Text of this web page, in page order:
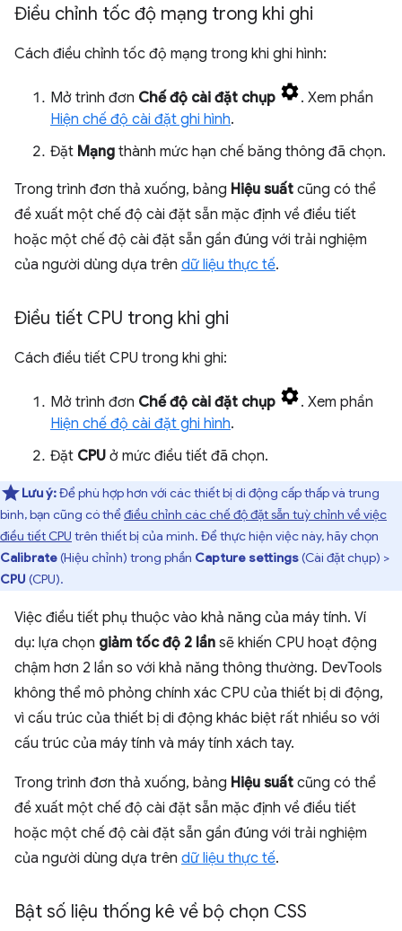
Điều chỉnh tốc độ mạng trong khi ghi
Cách điều chỉnh tốc độ mạng trong khi ghi hình:
Mở trình đơn Chế độ cài đặt chụp
. Xem phần
Hiện chế độ cài đặt ghi hình.
Đặt Mạng thành mức hạn chế băng thông đã chọn.
Trong trình đơn thả xuống, bảng Hiệu suất cũng có thể
đề xuất một chế độ cài đặt sẵn mặc định về điều tiết
hoặc một chế độ cài đặt sẵn gần đúng với trải nghiệm
của người dùng dựa trên dữ liệu thực tế.
Điều tiết CPU trong khi ghi
Cách điều tiết CPU trong khi ghi:
Mở trình đơn Chế độ cài đặt chụp
. Xem phần
Hiện chế độ cài đặt ghi hình.
Đặt CPU ở mức điều tiết đã chọn.
Lưu ý:Để phù hợp hơn với các thiết bị di động cấp thấp và trung
bình, bạn cũng có thểđiều chỉnh các chế độ đặt sẵn tuỳ chỉnh về việc
điều tiết CPU trên thiết bị của mình. Để thực hiện việc này, hãy chọn
Calibrate(Hiệu chỉnh) trong phần Capture settings(Cài đặt chụp) >
CPU (CPU).
Việc điều tiết phụ thuộc vào khả năng của máy tính. Ví
dụ: lựa chọn giảm tốc độ 2 lần sẽ khiến CPU hoạt động
chậm hơn 2 lần so với khả năng thông thường. DevTools
không thể mô phỏng chính xác CPU của thiết bị di động,
vì cấu trúc của thiết bị di động khác biệt rất nhiều so với
cấu trúc của máy tính và máy tính xách tay.
Trong trình đơn thả xuống, bảng Hiệu suất cũng có thể
đề xuất một chế độ cài đặt sẵn mặc định về điều tiết
hoặc một chế độ cài đặt sẵn gần đúng với trải nghiệm
của người dùng dựa trên dữ liệu thực tế.
Bật số liệu thống kê về bộ chọn CSS